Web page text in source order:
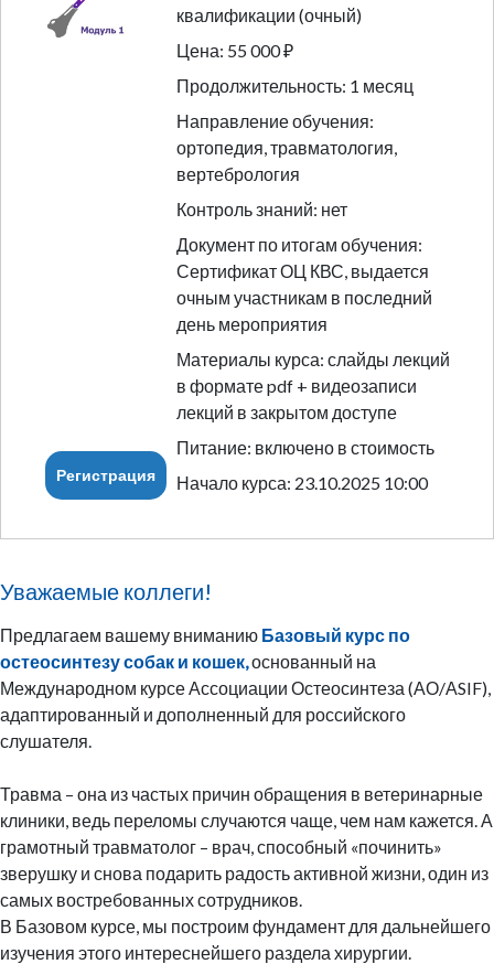
квалификации (очный)
Цена: 55 000 ₽
Продолжительность: 1 месяц
Направление обучения:
ортопедия, травматология,
вертебрология
Контроль знаний: нет
Документ по итогам обучения:
Сертификат ОЦ КВС, выдается
очным участникам в последний
день мероприятия
Материалы курса: слайды лекций
в формате pdf + видеозаписи
лекций в закрытом доступе
Питание: включено в стоимость
Регистрация Начало курса: 23.10.2025 10:00
Уважаемые коллеги!
Предлагаем вашему вниманию Базовый курс по
остеосинтезу собак и кошек,основанный на
Международном курсе Ассоциации Остеосинтеза (АО/АSIF),
адаптированный и дополненный для российского
слушателя.
Травма – она из частых причин обращения в ветеринарные
клиники, ведь переломы случаются чаще, чем нам кажется. А
грамотный травматолог – врач, способный «починить»
зверушку и снова подарить радость активной жизни, один из
самых востребованных сотрудников.
В Базовом курсе, мы построим фундамент для дальнейшего
изучения этого интереснейшего раздела хирургии.